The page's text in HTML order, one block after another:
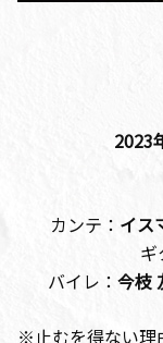
2023
カンテ： イス
ギ
バイレ： 今枝
※止むを得ない理